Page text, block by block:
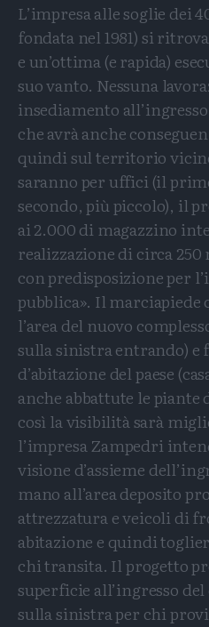
L’impresa alle soglie dei
fondata nel 1981) si
e un’ottima (e rapida)
suo vanto. Nessuna
insediamento all’ingresso
che avrà anche
quindi sul territorio
saranno per uffici (il
secondo, più piccolo), il
ai 2.000 di magazzino
realizzazione di circa
con predisposizione per
pubblica». Il
l’area del nuovo
sulla sinistra entrando) e
d’abitazione del paese
anche abbattute le piante
così la visibilità sarà
l’impresa Zampedri
visione d’assieme
mano all’area deposito
attrezzatura e veicoli di
abitazione e quindi
chi transita. Il progetto
superficie all’ingresso
sulla sinistra per chi